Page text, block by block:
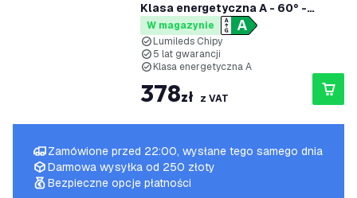
Klasa energetyczna A - 60° -
192lm/W - 6000K - IP65 -
Możliwość przyciemniania
W magazynie
Lumileds Chipy
5 lat gwarancji
Klasa energetyczna A
378zł z VAT
Zamówione przed 22:00, wysłane tego samego dnia
Darmowa wysyłka od 250 złoty
Bezpieczne opcje płatności